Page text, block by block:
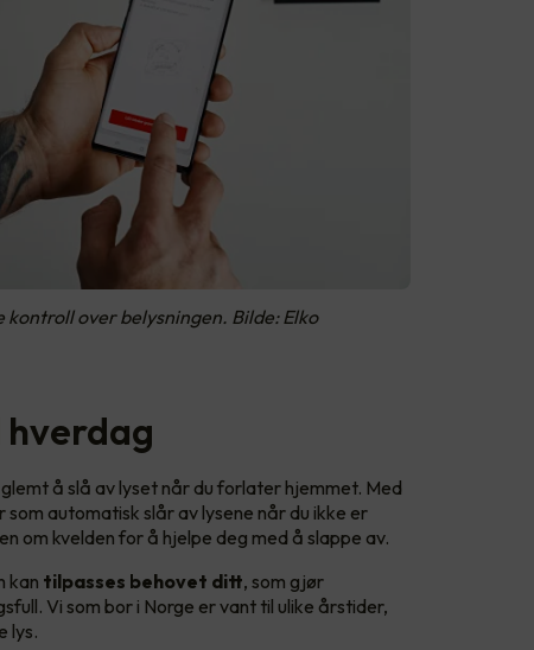
over belysningen. Bilde: Elko
hverdag
å slå av lyset når du forlater hjemmet. Med
automatisk slår av lysene når du ikke er
om kvelden for å hjelpe deg med å slappe av.
kan tilpasses behovet ditt, som gjør
Vi som bor i Norge er vant til ulike årstider,
lys.